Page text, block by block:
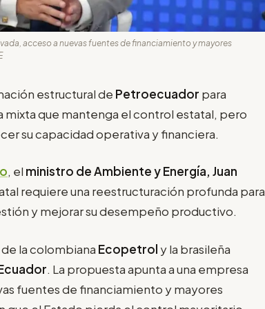
acceso a nuevas fuentes de financiamiento y mayores
estructural de Petroecuador para
que mantenga el control estatal, pero
su capacidad operativa y financiera.
, el ministro de Ambiente y Energía, Juan
requiere una reestructuración profunda para
y mejorar su desempeño productivo.
la colombiana Ecopetrol y la brasileña
. La propuesta apunta a una empresa
fuentes de financiamiento y mayores